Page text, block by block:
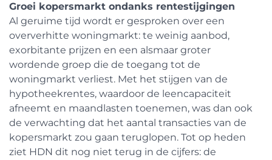
Groei kopersmarkt ondanks rentestijgingen
Al geruime tijd wordt er gesproken over een
oververhitte woningmarkt: te weinig aanbod,
exorbitante prijzen en een alsmaar groter
wordende groep die de toegang tot de
woningmarkt verliest. Met het stijgen van de
hypotheekrentes, waardoor de leencapaciteit
afneemt en maandlasten toenemen, was dan ook
de verwachting dat het aantal transacties van de
kopersmarkt zou gaan teruglopen. Tot op heden
ziet HDN dit nog niet terug in de cijfers: de